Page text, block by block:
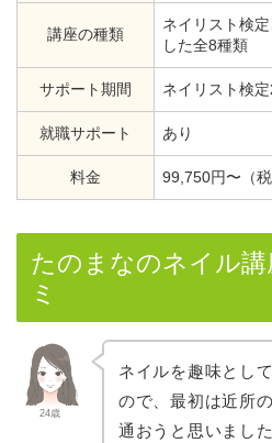
講座の種類
ネイリスト検
した全8種類
サポート期間 ネイリスト検
就職サポート あり
料金 99,750円〜（
たのまなのネイル講
ミ
24歳
ネイルを趣味とし
ので、最初は近所
通おうと思いました